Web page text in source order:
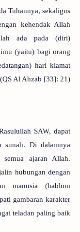
Tuhannya, sekaligus
kehendak Allah
ada pada (diri)
(yaitu) bagi orang
hari kiamat
Al Ahzab [33]: 21).
SAW, dapat
sunah. Di dalamnya
semua ajaran Allah.
hubungan dengan
manusia (hablum
gambaran karakter
teladan paling baik.